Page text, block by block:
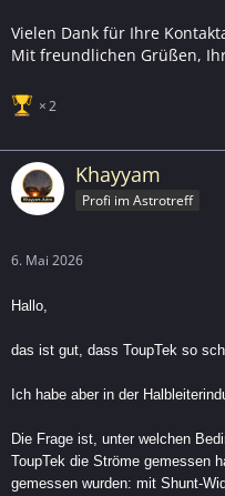
Vielen Dank für Ihre
Mit freundlichen Grüßen,
2
Khayyam
Profi im Astrotreff
6. Mai 2026
Hallo,
das ist gut, dass ToupTek so
Ich habe aber in der
Die Frage ist, unter welchen
ToupTek die Ströme gemessen
gemessen wurden: mit Shunt-